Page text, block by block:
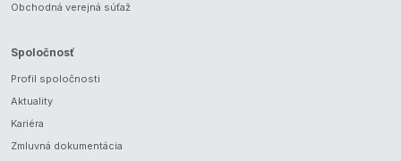
Obchodná verejná súťaž
Spoločnosť
Profil spoločnosti
Aktuality
Kariéra
Zmluvná dokumentácia